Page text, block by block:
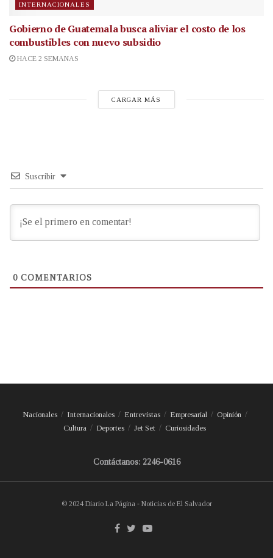
INTERNACIONALES
Gobierno de Guatemala busca aliviar el costo de los
combustibles con nuevo subsidio
HACE 2 SEMANAS
CARGAR MÁS
Suscribir
0 COMENTARIOS
Nacionales Internacionales Entrevistas Empresarial
Opinión
Cultura
Deportes Jet Set Curiosidades
Contáctanos: 2246-0616
© 2024 Diario La Página - Noticias de El Salvador